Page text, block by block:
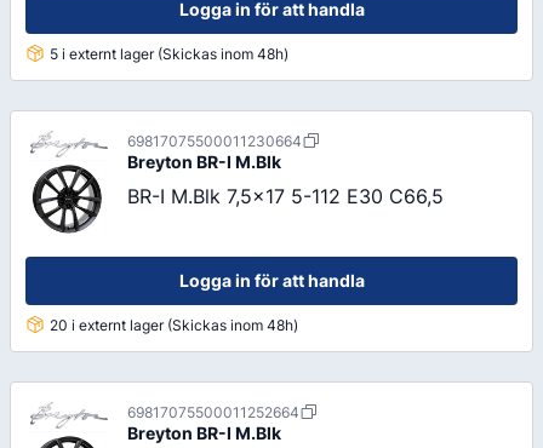
Logga in för att handla
5 i externt lager (Skickas inom 48h)
69817075500011230664
Breyton BR-I M.Blk
BR-I M.Blk 7,5x17 5-112 E30 C66,5
Logga in för att handla
20 i externt lager (Skickas inom 48h)
69817075500011252664
Breyton BR-I M.Blk